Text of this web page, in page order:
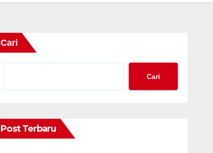
Cari
Cari
Post Terbaru